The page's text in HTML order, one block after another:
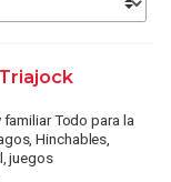
Todo para la
Hinchables,
juegos